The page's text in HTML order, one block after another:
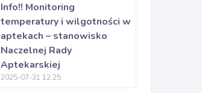
Info!! Monitoring
temperatury i wilgotności w
aptekach – stanowisko
Naczelnej Rady
Aptekarskiej
2025-07-31 12:25